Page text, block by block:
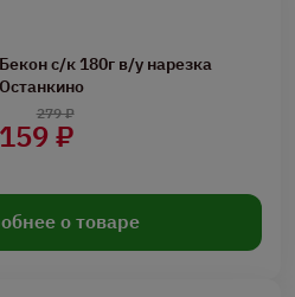
Бекон с/к 180г в/у нарезка
Останкино
159 ₽
279 ₽
о товаре